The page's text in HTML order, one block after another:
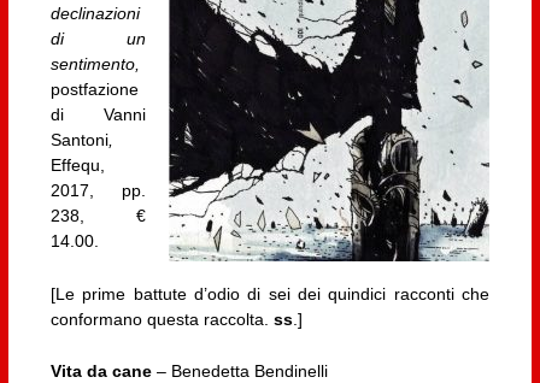
declinazioni
di un
sentimento,
postfazione
di Vanni
Santoni,
Effequ,
2017, pp.
238, €
14.00.
[Le prime battute d’odio di sei dei quindici racconti che
conformano questa raccolta. ss.]
Vita da cane – Benedetta Bendinelli